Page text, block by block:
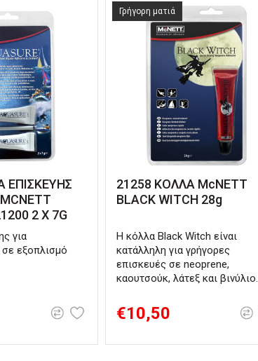
ΕΠΙΣΚΕΥΗΣ
2 X 7G
για
εξοπλισμό
21258 ΚΟΛΛΑ McNETT
BLACK WITCH 28g
Η κόλλα Black Witch είναι
κατάλληλη για γρήγορες
επισκευές σε neoprene,
καουτσούκ, λάτεξ και βινύλιο.
€10,50
Γρήγορη ματιά